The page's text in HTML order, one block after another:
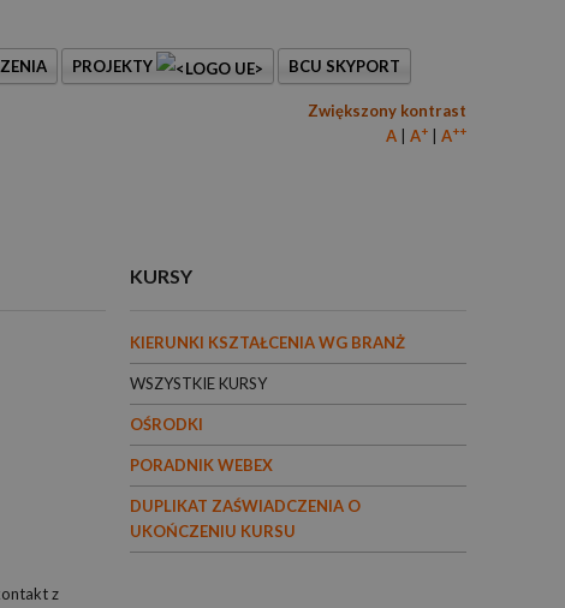
PROJEKTY
BCU SKYPORT
Zwiększony kontrast
A
A+ A++
z
KURSY
KIERUNKI KSZTAŁCENIA WG BRANŻ
WSZYSTKIE KURSY
OŚRODKI
PORADNIK WEBEX
DUPLIKAT ZAŚWIADCZENIA O
UKOŃCZENIU KURSU